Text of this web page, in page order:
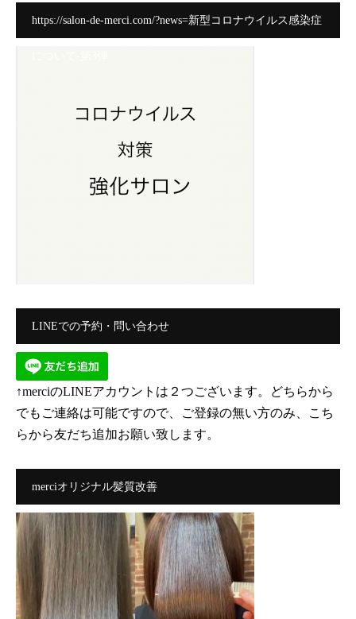
https://salon-de-merci.com/?news=新型コロナウイルス感染症
LINEでの予約・問い合わせ
↑merciのLINEアカウントは２つございます。どちらから
でもご連絡は可能ですので、ご登録の無い方のみ、こち
らから友だち追加お願い致します。
merciオリジナル髪質改善